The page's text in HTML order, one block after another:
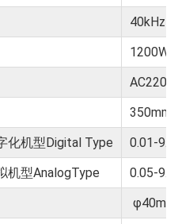
40kHz
AC220V
350mm
化机型Digital Type
0.01-
机型AnalogType
0.05-
φ40mm